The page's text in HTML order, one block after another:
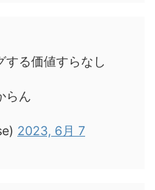
する価値すらなし
らん
2023, 6月 7